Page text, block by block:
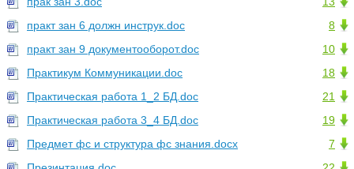
8
практ зан 6 должн инструк.doc
10
практ зан 9 документооборот.doc
18
Практикум Коммуникации.doc
21
Практическая работа 1_2 БД.doc
19
Практическая работа 3_4 БД.doc
7
Предмет фс и структура фс знания.docx